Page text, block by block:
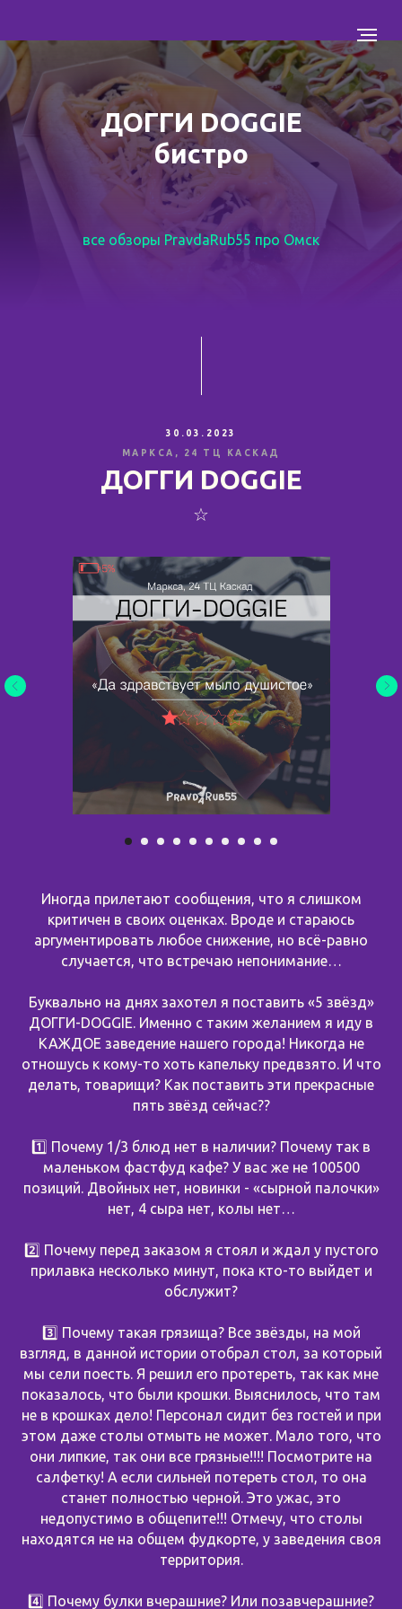
ДОГГИ DOGGIE
бистро
все обзоры PravdaRub55 про Омск
30.03.2023
МАРКСА, 24 ТЦ КАСКАД
ДОГГИ DOGGIE
☆
Иногда прилетают сообщения, что я слишком
критичен в своих оценках. Вроде и стараюсь
аргументировать любое снижение, но всё-равно
случается, что встречаю непонимание…
Буквально на днях захотел я поставить «5 звёзд»
ДОГГИ-DOGGIE. Именно с таким желанием я иду в
КАЖДОЕ заведение нашего города! Никогда не
отношусь к кому-то хоть капельку предвзято. И что
делать, товарищи? Как поставить эти прекрасные
пять звёзд сейчас??
1️⃣ Почему 1/3 блюд нет в наличии? Почему так в
маленьком фастфуд кафе? У вас же не 100500
позиций. Двойных нет, новинки - «сырной палочки»
нет, 4 сыра нет, колы нет…
2️⃣ Почему перед заказом я стоял и ждал у пустого
прилавка несколько минут, пока кто-то выйдет и
обслужит?
3️⃣ Почему такая грязища? Все звёзды, на мой
взгляд, в данной истории отобрал стол, за который
мы сели поесть. Я решил его протереть, так как мне
показалось, что были крошки. Выяснилось, что там
не в крошках дело! Персонал сидит без гостей и при
этом даже столы отмыть не может. Мало того, что
они липкие, так они все грязные!!!! Посмотрите на
салфетку! А если сильней потереть стол, то она
станет полностью черной. Это ужас, это
недопустимо в общепите!!! Отмечу, что столы
находятся не на общем фудкорте, у заведения своя
территория.
4️⃣ Почему булки вчерашние? Или позавчерашние?